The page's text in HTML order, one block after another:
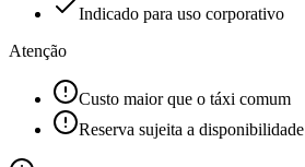
Indicado para uso corporativo
Atenção
Custo maior que o táxi comum
Reserva sujeita a disponibilidade